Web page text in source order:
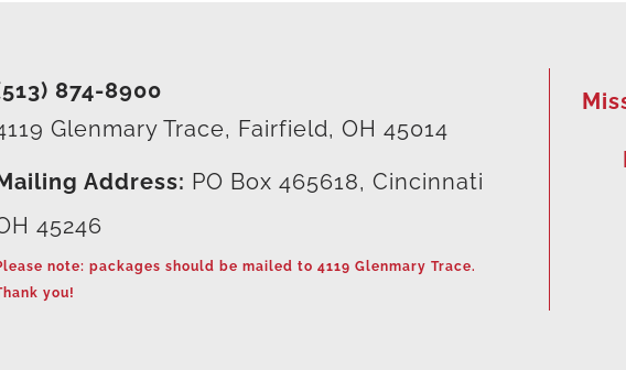
874-8900
Glenmary Trace, Fairfield, OH 45014
Address: PO Box 465618, Cincinnati
45246
note: packages should be mailed to 4119 Glenmary Trace.
you!